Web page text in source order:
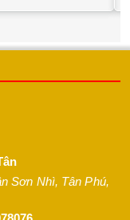
Sơn Nhì, Tân Phú,